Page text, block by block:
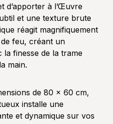
d’apporter à l’Œuvre
et une texture brute
réagit magnifiquement
feu, créant un
la finesse de la trame
main.
de 80 x 60 cm,
installe une
et dynamique sur vos